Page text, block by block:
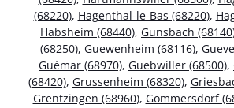
(68220), Hagenthal-le-Bas (68220),
Habsheim (68440), Gunsbach
(68250), Guewenheim (68116),
Guémar (68970), Guebwiller (68500),
(68420), Grussenheim (68320),
Grentzingen (68960), Gommersdorf